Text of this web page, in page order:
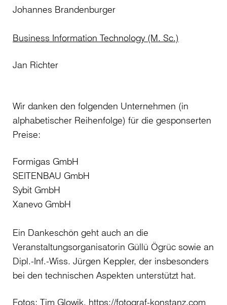
Johannes Brandenburger
Business Information Technology (M. Sc.)
Jan Richter
Wir danken den folgenden Unternehmen (in
alphabetischer Reihenfolge) für die gesponserten
Preise:
Formigas GmbH
SEITENBAU GmbH
Sybit GmbH
Xanevo GmbH
Ein Dankeschön geht auch an die
Veranstaltungsorganisatorin Güllü Ögrüc sowie an
Dipl.-Inf.-Wiss. Jürgen Keppler, der insbesonders
bei den technischen Aspekten unterstützt hat.
Fotos: Tim Glowik, https://fotograf-konstanz.com